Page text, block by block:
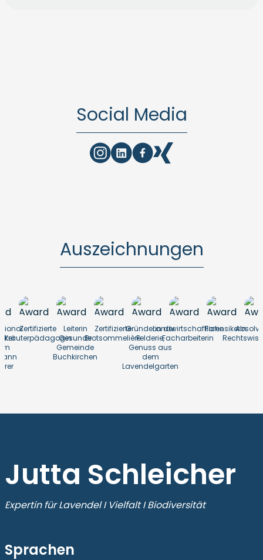
Social Media
Auszeichnungen
Zertifizierte
Kräuterpädagogin
Leiterin
Gesunde
Gemeinde
Buchkirchen
Zertifizierte
Brotsommelière
Gründerin der
Felderie,
Genuss aus
dem
Lavendelgarten
Landwirtschaftliche
Facharbeiterin
Forensikerin
Jutta Schleicher
Expertin für Lavendel I Vielfalt I Biodiversität
Sprachen